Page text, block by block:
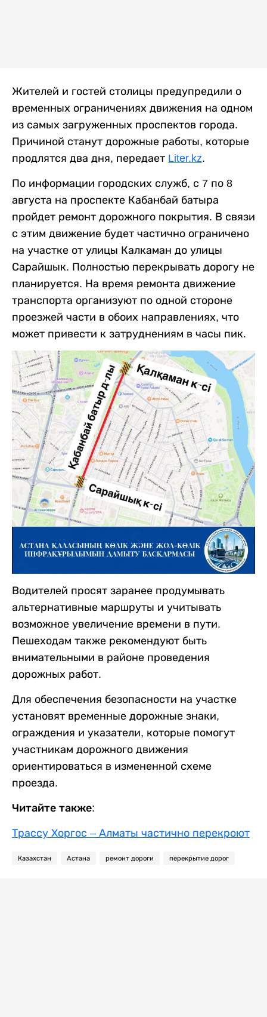
Жителей и гостей столицы предупредили о
временных ограничениях движения на одном
из самых загруженных проспектов города.
Причиной станут дорожные работы, которые
продлятся два дня, передает Liter.kz.
По информации городских служб, с 7 по 8
августа на проспекте Кабанбай батыра
пройдет ремонт дорожного покрытия. В связи
с этим движение будет частично ограничено
на участке от улицы Калкаман до улицы
Сарайшык. Полностью перекрывать дорогу не
планируется. На время ремонта движение
транспорта организуют по одной стороне
проезжей части в обоих направлениях, что
может привести к затруднениям в часы пик.
Водителей просят заранее продумывать
альтернативные маршруты и учитывать
возможное увеличение времени в пути.
Пешеходам также рекомендуют быть
внимательными в районе проведения
дорожных работ.
Для обеспечения безопасности на участке
установят временные дорожные знаки,
ограждения и указатели, которые помогут
участникам дорожного движения
ориентироваться в измененной схеме
проезда.
Читайте также:
Трассу Хоргос – Алматы частично перекроют
Казахстан Астана ремонт дороги перекрытие дорог